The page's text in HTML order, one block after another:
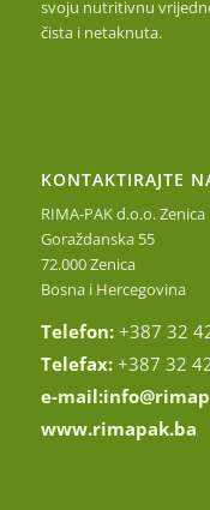
svoju nutritivnu
čista i netaknuta.
KONTAKTIRAJTE
RIMA-PAK d.o.o. Zenica
Goraždanska 55
72.000 Zenica
Bosna i Hercegovina
Telefon: +387 32
Telefax: +387 32
e-mail:
www.rimapak.ba